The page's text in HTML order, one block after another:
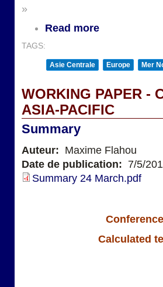
»
Read more
TAGS:
Asie Centrale Europe Mer
WORKING PAPER -
ASIA-PACIFIC
Summary
Auteur: Maxime Flahou
Date de publication: 7/5/
Summary 24 March.pdf
Calculated